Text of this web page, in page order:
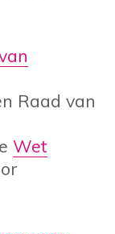
Raad van
Wet